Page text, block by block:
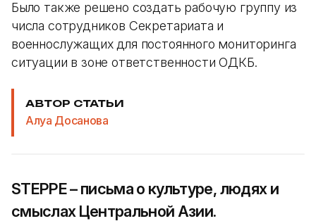
Было также решено создать рабочую группу из
числа сотрудников Секретариата и
военнослужащих для постоянного мониторинга
ситуации в зоне ответственности ОДКБ.
АВТОР СТАТЬИ
Алуа Досанова
STEPPE – письма о культуре, людях и
смыслах Центральной Азии.